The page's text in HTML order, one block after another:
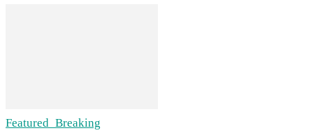
Featured_Breaking